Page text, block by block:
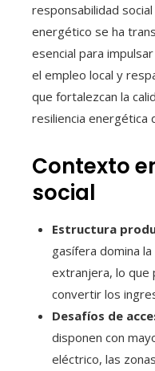
responsabilidad
energético se ha
esencial para
el empleo local y
que fortalezcan la
resiliencia energética
Contexto
social
Estructura
gasífera domina
extranjera, lo que
convertir los
Desafíos de
disponen con
eléctrico, las